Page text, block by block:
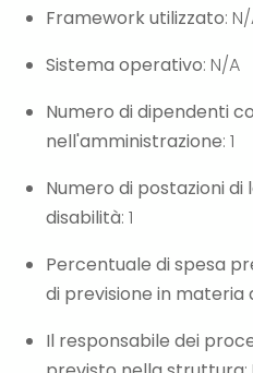
Framework utilizzato:
Sistema operativo: N/A
Numero di dipendenti
nell'amministrazione: 1
Numero di postazioni
disabilità: 1
Percentuale di spesa
di previsione in materia
Il responsabile dei